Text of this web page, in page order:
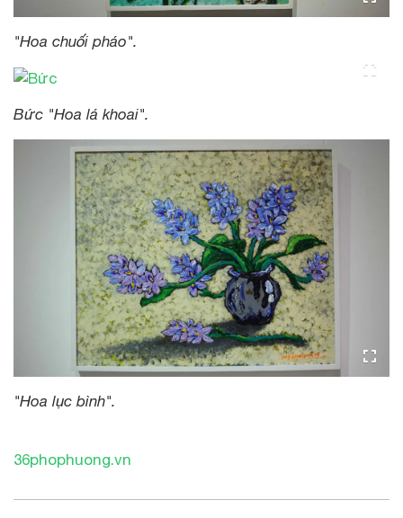
"Hoa chuối pháo".
Bức "Hoa lá khoai".
"Hoa lục bình".
36phophuong.vn